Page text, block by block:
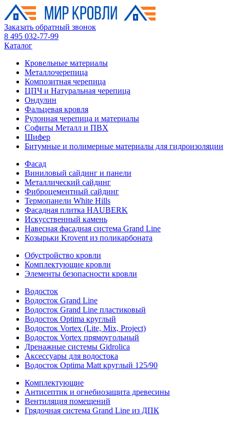
Заказать обратный звонок
8 495 032-77-99
Каталог
Кровельные материалы
Металлочерепица
Композитная черепица
ЦПЧ и Натуральная черепица
Ондулин
Фальцевая кровля
Рулонная черепица и материалы
Софиты Металл и ПВХ
Шифер
Битумные и полимерные материалы для гидроизоляции
Фасад
Виниловый сайдинг и панели
Металлический сайдинг
Фиброцементный сайдинг
Термопанели White Hills
Фасадная плитка HAUBERK
Искусственный камень
Навесная фасадная система Grand Line
Козырьки Krovent из поликарбоната
Обустройство кровли
Комплектующие кровли
Элементы безопасности кровли
Водосток
Водосток Grand Line
Водосток Grand Line пластиковый
Водосток Optima круглый
Водосток Vortex (Lite, Mix, Project)
Водосток Vortex прямоугольный
Дренажные системы Gidrolica
Аксессуары для водостока
Водосток Optima Matt круглый 125/90
Комплектующие
Антисептик и огнебиозащита древесины
Вентиляция помещений
Грядочная система Grand Line из ДПК